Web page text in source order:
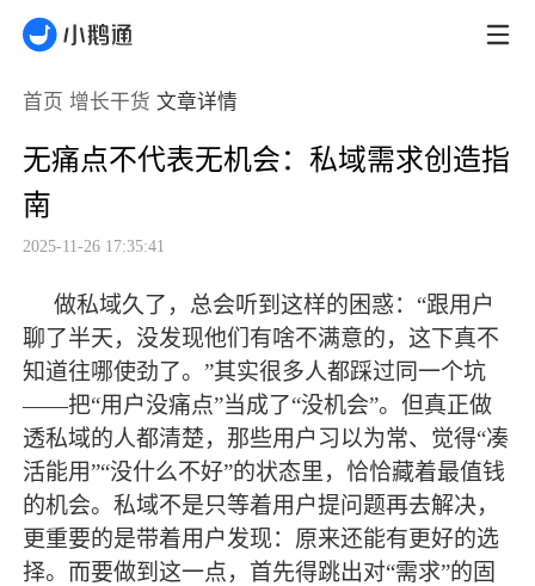
首页 增长干货 文章详情
无痛点不代表无机会：私域需求创造指
南
2025-11-26 17:35:41
做私域久了，总会听到这样的困惑： “跟用户
聊了半天，没发现他们有啥不满意的，这下真不
知道往哪使劲了。”其实很多人都踩过同一个坑
——把“用户没痛点”当成了“没机会”。但真正做
透私域的人都清楚，那些用户习以为常、觉得“凑
活能用”“没什么不好”的状态里，恰恰藏着最值钱
的机会。私域不是只等着用户提问题再去解决，
更重要的是带着用户发现：原来还能有更好的选
择。而要做到这一点，首先得跳出对“需求”的固